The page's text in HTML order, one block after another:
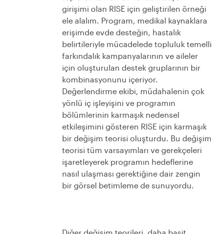
girişimi olan RISE için geliştirilen örneği
ele alalım. Program, medikal kaynaklara
erişimde evde desteğin, hastalık
belirtileriyle mücadelede topluluk temelli
farkındalık kampanyalarının ve aileler
için oluşturulan destek gruplarının bir
kombinasyonunu içeriyor.
Değerlendirme ekibi, müdahalenin çok
yönlü iç işleyişini ve programın
bölümlerinin karmaşık nedensel
etkileşimini gösteren RISE için karmaşık
bir değişim teorisi oluşturdu. Bu değişim
teorisi tüm varsayımları ve gerekçeleri
işaretleyerek programın hedeflerine
nasıl ulaşması gerektiğine dair zengin
bir görsel betimleme de sunuyordu.